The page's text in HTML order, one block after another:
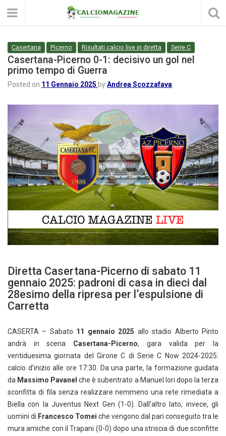
Casertana Picerno Risultati calcio live in diretta Serie C
Casertana-Picerno 0-1: decisivo un gol nel
primo tempo di Guerra
Posted on 11 Gennaio 2025 byAndrea Scozzafava
Diretta Casertana-Picerno di sabato 11
gennaio 2025: padroni di casa in dieci dal
28esimo della ripresa per l’espulsione di
Carretta
CASERTA – Sabato 11 gennaio 2025 allo stadio Alberto Pinto
andrà in scena Casertana-Picerno, gara valida per la
ventiduesima giornata del Girone C di Serie C Now 2024-2025:
calcio d’inizio alle ore 17:30. Da una parte, la formazione guidata
da Massimo Pavanelche è subentrato a Manuel Iori dopo la terza
sconfitta di fila senza realizzare nemmeno una rete rimediata a
Biella con la Juventus Next Gen (1-0). Dall’altro lato, invece, gli
uomini di Francesco Tomei che vengono dal pari conseguito tra le
mura amiche con il Trapani (0-0) dopo una striscia di due sconfitte